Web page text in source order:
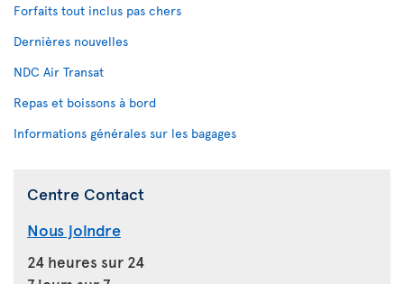
Forfaits tout inclus pas chers
Dernières nouvelles
NDC Air Transat
Repas et boissons à bord
Informations générales sur les bagages
Centre Contact
Nous joindre
24 heures sur 24